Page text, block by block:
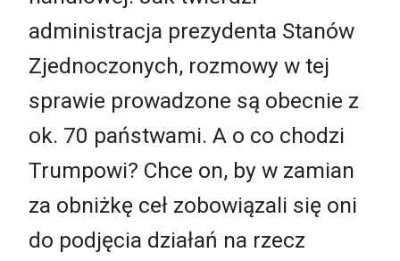
administracja prezydenta Stanów
Zjednoczonych, rozmowy w tej
sprawie prowadzone są obecnie z
ok. 70 państwami. A o co chodzi
Trumpowi? Chce on, by w zamian
za obniżkę ceł zobowiązali się oni
do podjęcia działań na rzecz